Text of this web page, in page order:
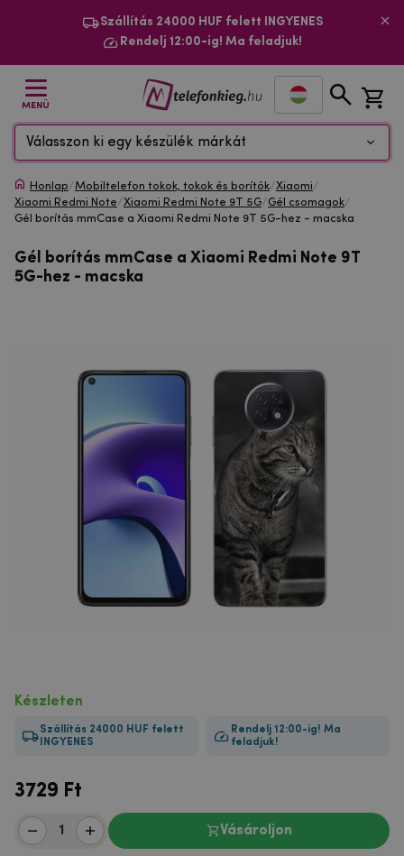
Szállítás 24000 HUF felett INGYENES
Rendelj 12:00-ig! Ma feladjuk!
MENÜ
Válasszon ki egy készülék márkát
Honlap/Mobiltelefon tokok, tokok és borítók/Xiaomi/
Xiaomi Redmi Note/Xiaomi Redmi Note 9T 5G/Gél csomagok/
Gél borítás mmCase a Xiaomi Redmi Note 9T 5G-hez - macska
Gél borítás mmCase a Xiaomi Redmi Note 9T
5G-hez - macska
Készleten
Szállítás 24000 HUF felett
INGYENES
Rendelj 12:00-ig! Ma
feladjuk!
3729 Ft
Vásároljon